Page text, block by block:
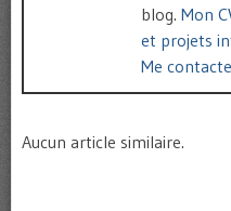
blog. Mon
et projets
Me
Aucun article similaire.